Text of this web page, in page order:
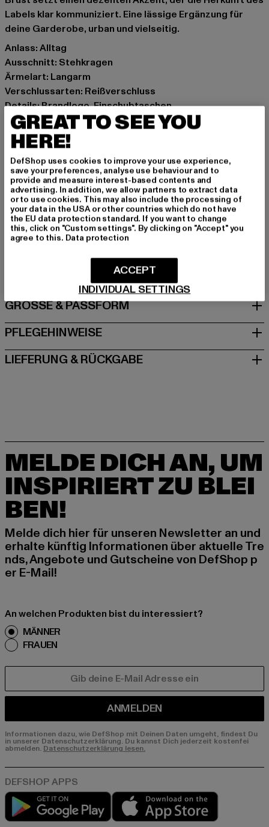
Labels klar kommuniziert. Eine lässige Ergänzung für
deine Garderobe, urban und vielseitig.
Anlass: Alltag
Ausschnitt: Stehkragen
Ärmelart: Langarm
Verschlussarten: Reißverschluss
Details: Brandlogo, Einschubtaschen
Schnitt: Normal
Marke: Karl Kani
Kat.: Winter Jackets
Farbe: grau, schwarz
Hersteller Farbe: black/anthracite
Materialzusammensetzung: 100% Polyester
Art.Nr: PD00007582-01746
Hersteller: Urban Styles Agency GmbH & Co. KG |
Schanzenstraße 41 | 51063 Köln | DE
GRÖSSE & PASSFORM
PFLEGEHINWEISE
LIEFERUNG & RÜCKGABE
MELDE DICH AN, UM
INSPIRIERT ZU BLEI
BEN!
Melde dich hier für unseren Newsletter an und
erhalte künftig Informationen über aktuelle Tre
nds, Angebote und Gutscheine von DefShop p
er E-Mail!
An welchen Produkten bist du interessiert?
MÄNNER
FRAUEN
ANMELDEN
Informationen dazu, wie DefShop mit Deinen Daten umgeht, findest Du
in unserer Datenschutzerklärung. Du kannst Dich jederzeit kostenfei
abmelden. Datenschutzerklärung lesen.
Play market
GREAT TO SEE YOU
HERE!
DefShop uses cookies to improve your use experience,
save your preferences, analyse use behaviour and to
provide and measure interest-based contents and
advertising. In addition, we allow partners to extract data
or to use cookies. This may also include the processing of
your data in the USA or other countries which do not have
the EU data protection standard. If you want to change
this, click on "Custom settings". By clicking on "Accept" you
agree to this. Data protection
INDIVIDUAL SETTINGS
ACCEPT